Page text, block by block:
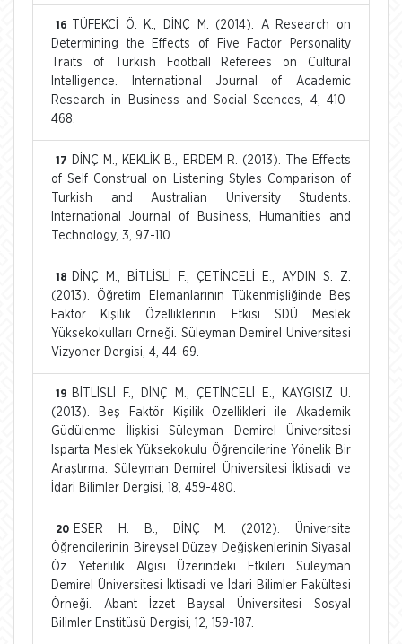
16
TÜFEKCİ Ö. K., DİNÇ M. (2014). A Research on
Determining the Effects of Five Factor Personality
Traits of Turkish Football Referees on Cultural
Intelligence. International Journal of Academic
Research in Business and Social Scences, 4, 410-
468.
17
DİNÇ M., KEKLİK B., ERDEM R. (2013). The Effects
of Self Construal on Listening Styles Comparison of
Turkish and Australian University Students.
International Journal of Business, Humanities and
Technology, 3, 97-110.
18
DİNÇ M., BİTLİSLİ F., ÇETİNCELİ E., AYDIN S. Z.
(2013). Öğretim Elemanlarının Tükenmişliğinde Beş
Faktör Kişilik Özelliklerinin Etkisi SDÜ Meslek
Yüksekokulları Örneği. Süleyman Demirel Üniversitesi
Vizyoner Dergisi, 4, 44-69.
19
BİTLİSLİ F., DİNÇ M., ÇETİNCELİ E., KAYGISIZ U.
(2013). Beş Faktör Kişilik Özellikleri ile Akademik
Güdülenme İlişkisi Süleyman Demirel Üniversitesi
Isparta Meslek Yüksekokulu Öğrencilerine Yönelik Bir
Araştırma. Süleyman Demirel Üniversitesi İktisadi ve
İdari Bilimler Dergisi, 18, 459-480.
20 ESER H. B., DİNÇ M. (2012). Üniversite
Öğrencilerinin Bireysel Düzey Değişkenlerinin Siyasal
Öz Yeterlilik Algısı Üzerindeki Etkileri Süleyman
Demirel Üniversitesi İktisadi ve İdari Bilimler Fakültesi
Örneği. Abant İzzet Baysal Üniversitesi Sosyal
Bilimler Enstitüsü Dergisi, 12, 159-187.